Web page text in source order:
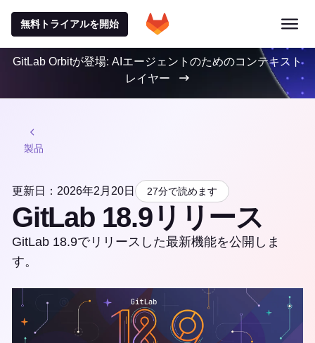
無料トライアルを開始
GitLab Orbitが登場: AIエージェントのためのコンテキスト
レイヤー
製品
更新日：2026年2月20日 27分で読めます
GitLab 18.9リリース
GitLab 18.9でリリースした最新機能を公開しま
す。